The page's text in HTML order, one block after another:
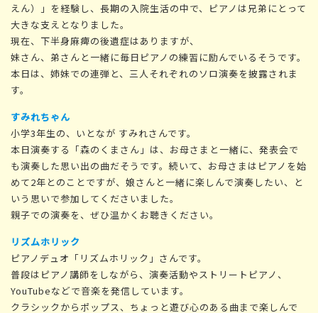
えん）」を経験し、長期の入院生活の中で、ピアノは兄弟にとって
大きな支えとなりました。
現在、下半身麻痺の後遺症はありますが、
妹さん、弟さんと一緒に毎日ピアノの練習に励んでいるそうです。
本日は、姉妹での連弾と、三人それぞれのソロ演奏を披露されま
す。
すみれちゃん
小学3年生の、いとなが すみれさんです。
本日演奏する「森のくまさん」は、お母さまと一緒に、発表会で
も演奏した思い出の曲だそうです。続いて、お母さまはピアノを始
めて2年とのことですが、娘さんと一緒に楽しんで演奏したい、と
いう思いで参加してくださいました。
親子での演奏を、ぜひ温かくお聴きください。
リズムホリック
ピアノデュオ「リズムホリック」さんです。
普段はピアノ講師をしながら、演奏活動やストリートピアノ、
YouTubeなどで音楽を発信しています。
クラシックからポップス、ちょっと遊び心のある曲まで楽しんで